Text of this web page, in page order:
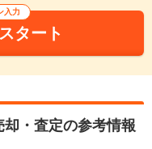
入力
タート
・査定の参考情報